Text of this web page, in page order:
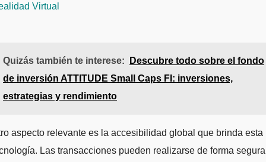
Virtual
Quizás también te interese:
Descubre todo sobre el fondo
de inversión ATTITUDE Small Caps FI: inversiones,
estrategias y rendimiento
aspecto relevante es la accesibilidad global que brinda esta
Las transacciones pueden realizarse de forma segura